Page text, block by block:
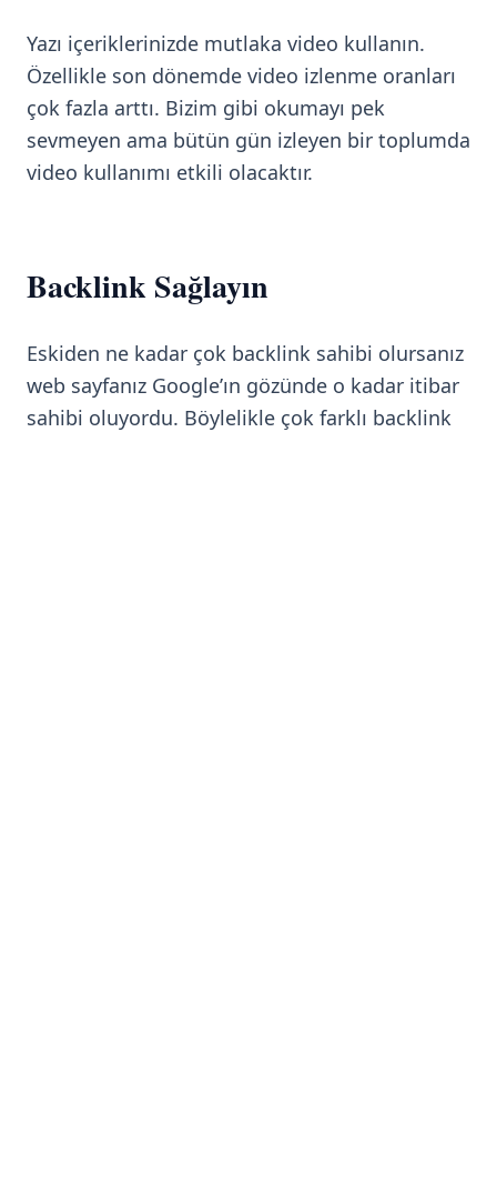
Yazı içeriklerinizde mutlaka video kullanın.
Özellikle son dönemde video izlenme oranları
çok fazla arttı. Bizim gibi okumayı pek
sevmeyen ama bütün gün izleyen bir toplumda
video kullanımı etkili olacaktır.
Backlink Sağlayın
Eskiden ne kadar çok backlink sahibi olursanız
web sayfanız Google’ın gözünde o kadar itibar
sahibi oluyordu. Böylelikle çok farklı backlink